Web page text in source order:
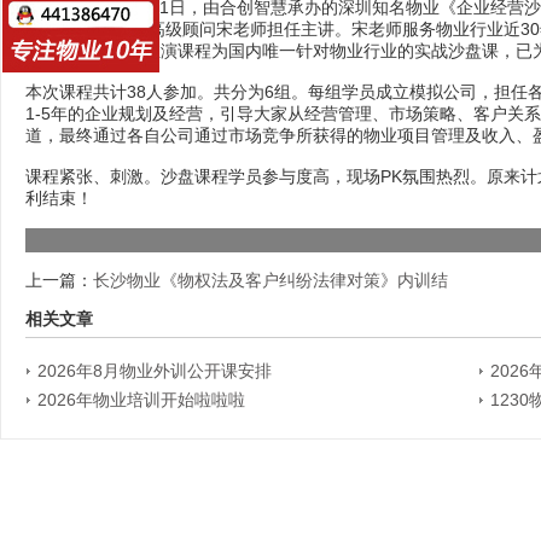
2018年6月30-7月1日，由合创智慧承办的深圳知名物业《企业经营
智慧/物业培训网高级顾问宋老师担任主讲。宋老师服务物业行业近
的物业经营沙盘推演课程为国内唯一针对物业行业的实战沙盘课，
本次课程共计38人参加。共分为6组。每组学员成立模拟公司，担任
1-5年的企业规划及经营，引导大家从经营管理、市场策略、客户关
道，最终通过各自公司通过市场竞争所获得的物业项目管理及收入、
课程紧张、刺激。沙盘课程学员参与度高，现场PK氛围热烈。原来
利结束！
上一篇： 长沙物业《物权法及客户纠纷法律对策》内训结
相关文章
2026年8月物业外训公开课安排
2026
2026年物业培训开始啦啦啦
1230